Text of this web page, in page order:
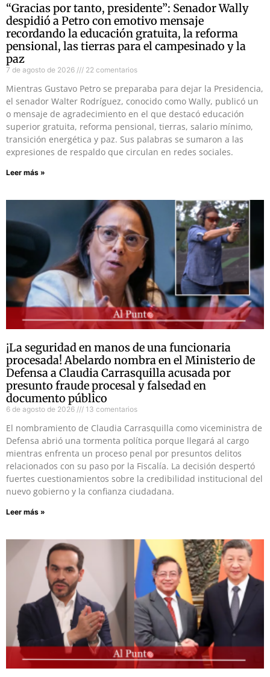
“Gracias por tanto, presidente”: Senador Wally
despidió a Petro con emotivo mensaje
recordando la educación gratuita, la reforma
pensional, las tierras para el campesinado y la
paz
7 de agosto de 2026 22 comentarios
Mientras Gustavo Petro se preparaba para dejar la Presidencia,
el senador Walter Rodríguez, conocido como Wally, publicó un
o mensaje de agradecimiento en el que destacó educación
superior gratuita, reforma pensional, tierras, salario mínimo,
transición energética y paz. Sus palabras se sumaron a las
expresiones de respaldo que circulan en redes sociales.
Leer más »
¡La seguridad en manos de una funcionaria
procesada! Abelardo nombra en el Ministerio de
Defensa a Claudia Carrasquilla acusada por
presunto fraude procesal y falsedad en
documento público
6 de agosto de 2026 13 comentarios
El nombramiento de Claudia Carrasquilla como viceministra de
Defensa abrió una tormenta política porque llegará al cargo
mientras enfrenta un proceso penal por presuntos delitos
relacionados con su paso por la Fiscalía. La decisión despertó
fuertes cuestionamientos sobre la credibilidad institucional del
nuevo gobierno y la confianza ciudadana.
Leer más »